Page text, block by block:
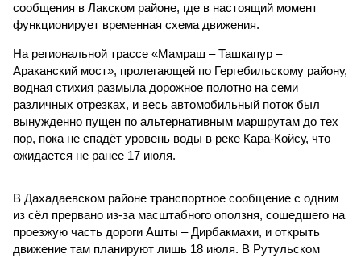
сообщения в Лакском районе, где в настоящий момент
функционирует временная схема движения.
На региональной трассе «Мамраш – Ташкапур –
Араканский мост», пролегающей по Гергебильскому району,
водная стихия размыла дорожное полотно на семи
различных отрезках, и весь автомобильный поток был
вынужденно пущен по альтернативным маршрутам до тех
пор, пока не спадёт уровень воды в реке Кара-Койсу, что
ожидается не ранее 17 июля.
В Дахадаевском районе транспортное сообщение с одним
из сёл прервано из-за масштабного оползня, сошедшего на
проезжую часть дороги Ашты – Дирбакмахи, и открыть
движение там планируют лишь 18 июля. В Рутульском